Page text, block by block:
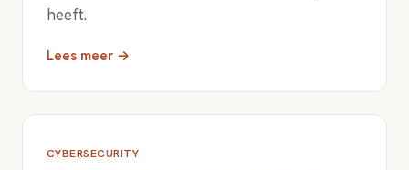
heeft.
Lees meer →
CYBERSECURITY